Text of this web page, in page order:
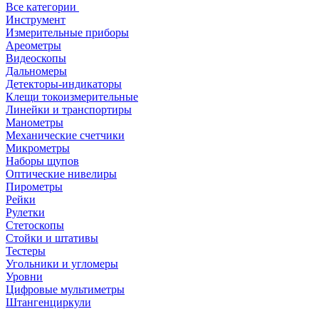
Все категории
Инструмент
Измерительные приборы
Ареометры
Видеоскопы
Дальномеры
Детекторы-индикаторы
Клещи токоизмерительные
Линейки и транспортиры
Манометры
Механические счетчики
Микрометры
Наборы щупов
Оптические нивелиры
Пирометры
Рейки
Рулетки
Стетоскопы
Стойки и штативы
Тестеры
Угольники и угломеры
Уровни
Цифровые мультиметры
Штангенциркули